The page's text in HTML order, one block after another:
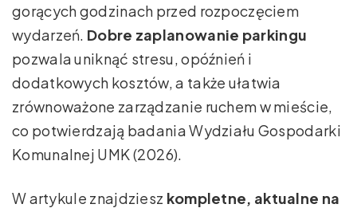
gorących godzinach przed rozpoczęciem
wydarzeń. Dobre zaplanowanie parkingu
pozwala uniknąć stresu, opóźnień i
dodatkowych kosztów, a także ułatwia
zrównoważone zarządzanie ruchem w mieście,
co potwierdzają badania Wydziału Gospodarki
Komunalnej UMK (2026).
W artykule znajdziesz kompletne, aktualne na